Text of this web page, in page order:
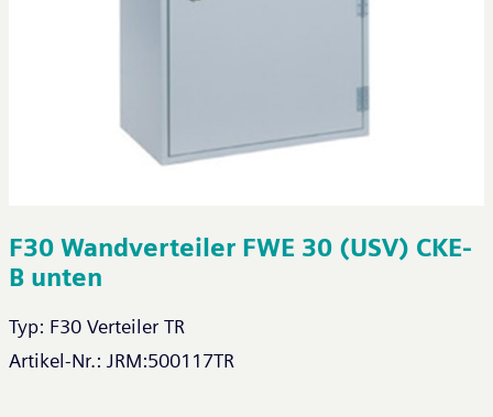
F30 Wandverteiler FWE 30 (USV) CKE-
B unten
Typ: F30 Verteiler TR
Artikel-Nr.: JRM:500117TR